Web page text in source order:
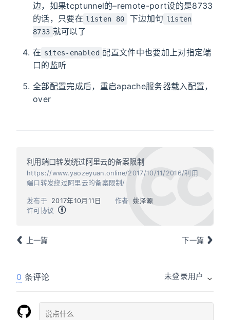
边，如果tcptunnel的–remote-port设的是8733
的话，只要在 listen 80 下边加句 listen
8733 就可以了
在 sites-enabled 配置文件中也要加上对指定端
口的监听
全部配置完成后，重启apache服务器载入配置，
over
利用端口转发绕过阿里云的备案限制
https://www.yaozeyuan.online/2017/10/11/2016/利用
端口转发绕过阿里云的备案限制/
作者 姚泽源
发布于
2017年10月11日
许可协议
上一篇 下一篇
0 条评论 未登录用户